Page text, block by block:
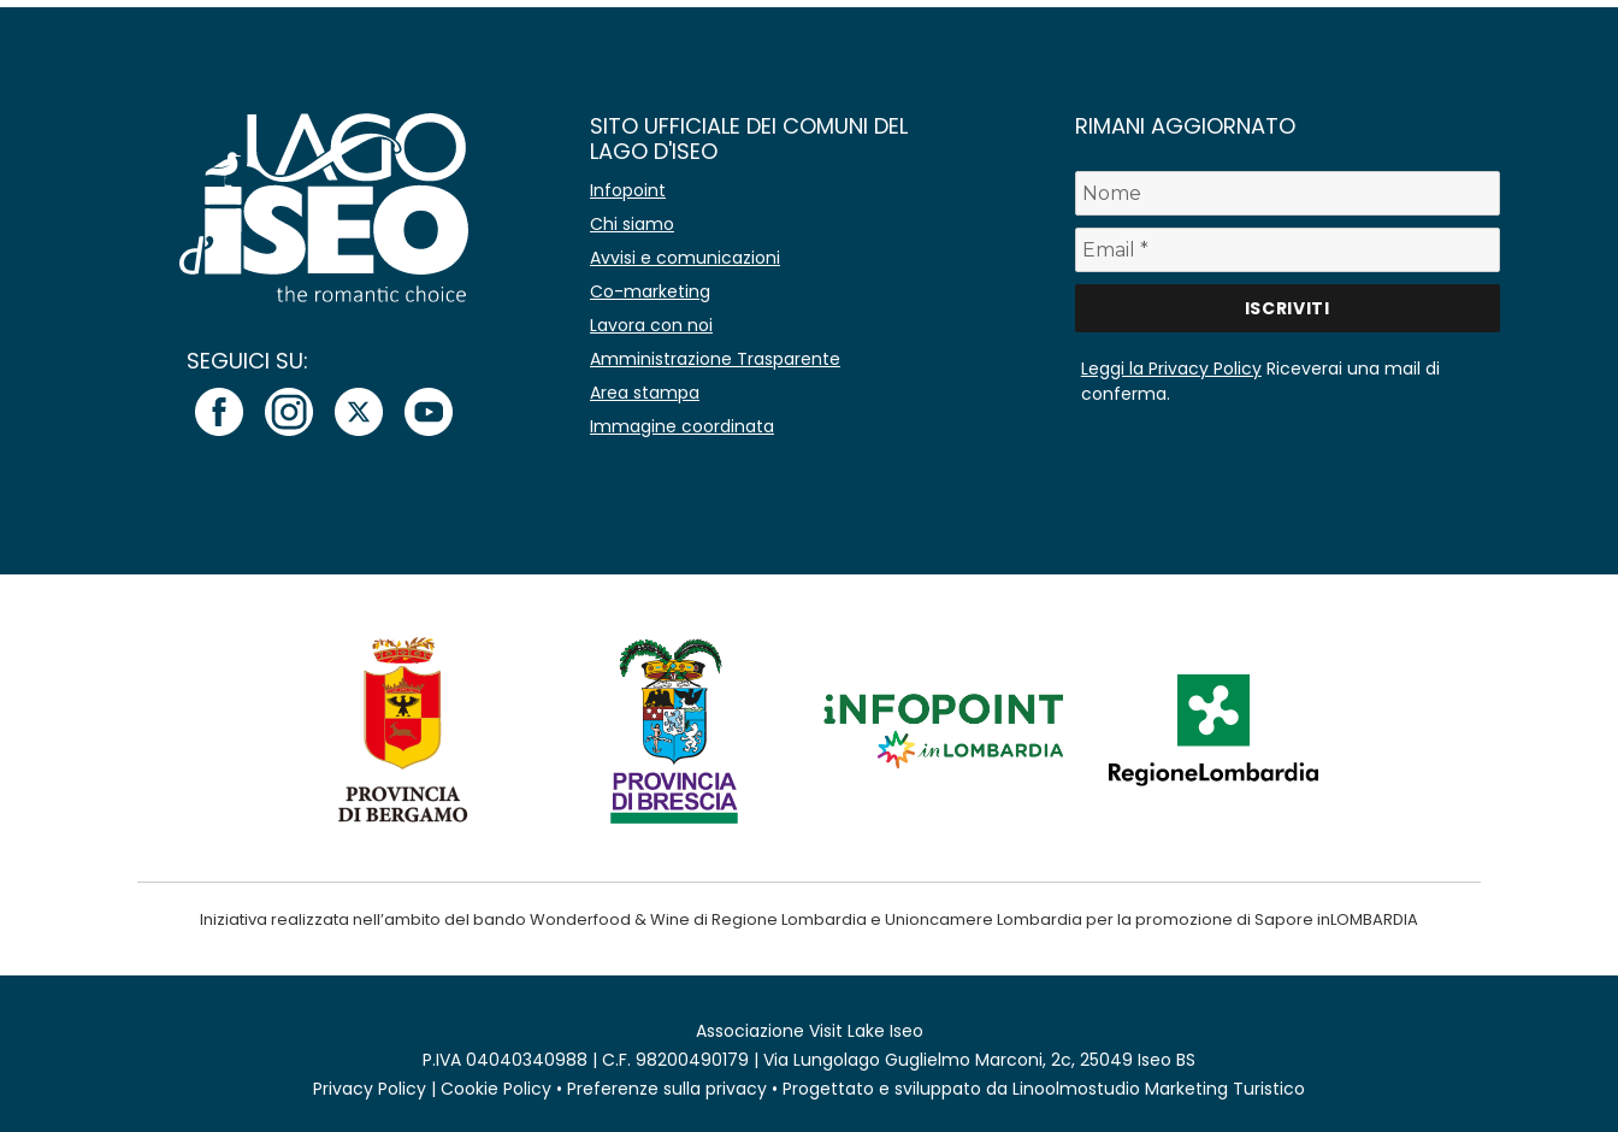
SEGUICI SU:
SITO UFFICIALE DEI COMUNI DEL
LAGO D'ISEO
Infopoint
Chi siamo
Avvisi e comunicazioni
Co-marketing
Lavora con noi
Amministrazione Trasparente
Area stampa
Immagine coordinata
RIMANI AGGIORNATO
Leggi la Privacy PolicyRiceverai una mail di
conferma.
Iniziativa realizzata nell’ambito del bando Wonderfood & Wine di Regione Lombardia e Unioncamere Lombardia per la promozione di Sapore inLOMBARDIA
Associazione Visit Lake Iseo
P.IVA 04040340988 | C.F. 98200490179 | Via Lungolago Guglielmo Marconi, 2c, 25049 Iseo BS
Privacy Policy | Cookie Policy • Preferenze sulla privacy • Progettato e sviluppato da Linoolmostudio Marketing Turistico